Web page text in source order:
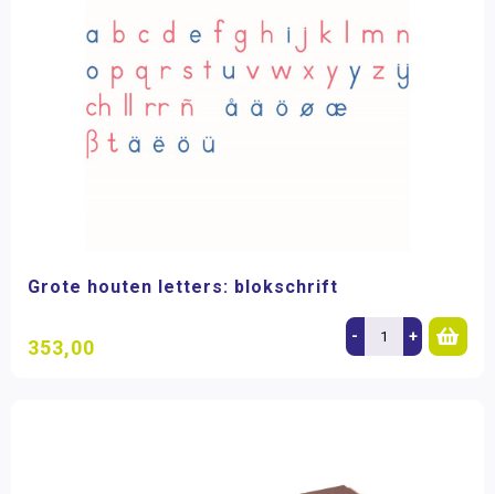
Grote houten letters: blokschrift
353,00 - +